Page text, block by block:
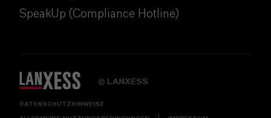
SpeakUp (Compliance Hotline)
© LANXESS
DATENSCHUTZHINWEISE